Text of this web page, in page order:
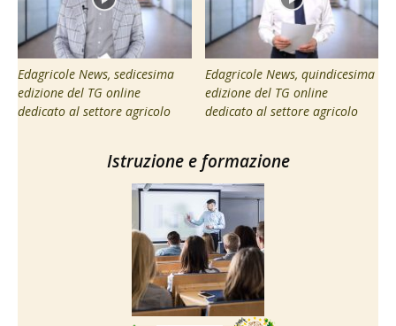
Edagricole News, sedicesima
edizione del TG online
dedicato al settore agricolo
Edagricole News, quindicesima
edizione del TG online
dedicato al settore agricolo
Istruzione e formazione